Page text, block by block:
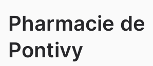
Pharmacie de
Pontivy